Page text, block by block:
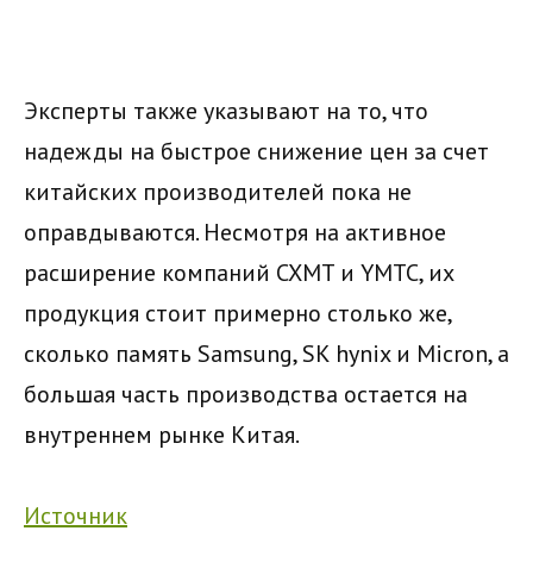
Эксперты также указывают на то, что
надежды на быстрое снижение цен за счет
китайских производителей пока не
оправдываются. Несмотря на активное
расширение компаний CXMT и YMTC, их
продукция стоит примерно столько же,
сколько память Samsung, SK hynix и Micron, а
большая часть производства остается на
внутреннем рынке Китая.
Источник